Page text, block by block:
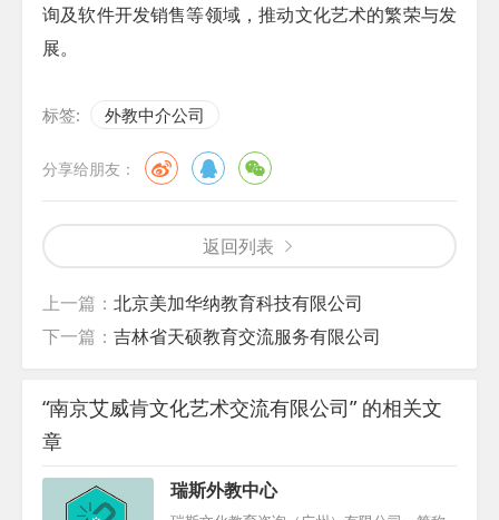
询及软件开发销售等领域，推动文化艺术的繁荣与发
展。
标签: 外教中介公司
分享给朋友：
返回列表
上一篇： 北京美加华纳教育科技有限公司
下一篇： 吉林省天硕教育交流服务有限公司
“南京艾威肯文化艺术交流有限公司” 的相关文
章
瑞斯外教中心